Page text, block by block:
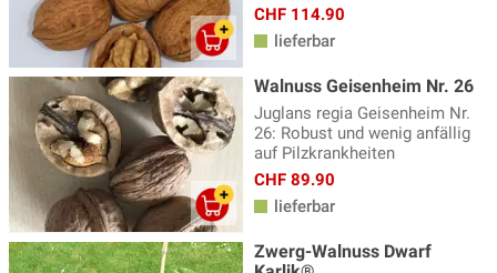
CHF 114.90
lieferbar
Walnuss Geisenheim Nr. 26
Juglans regia Geisenheim Nr.
26: Robust und wenig anfällig
auf Pilzkrankheiten
CHF 89.90
lieferbar
Zwerg-Walnuss Dwarf